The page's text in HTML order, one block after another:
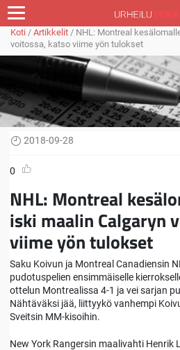
Koti / Artikkelit / NHL: Montreal
voitossa, katso viime yön tulokset
2018-09-28
0
NHL: Montreal
iski maalin Calgaryn
viime yön tulokset
Saku Koivun ja Montreal Canadiensin
pudotuspelien ensimmäiselle
ottelun Montrealissa 4-1 ja vei sarjan
Nähtäväksi jää, liittyykö vanhempi
Sveitsin MM-kisoihin.
New York Rangersin maalivahti Henrik